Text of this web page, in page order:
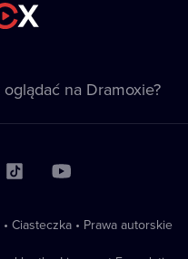
na Dramoxie?
• Ciasteczka• Prawa autorskie